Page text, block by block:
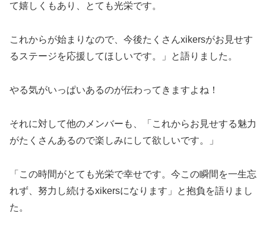
て嬉しくもあり、とても光栄です。
これからが始まりなので、今後たくさんxikersがお見せす
るステージを応援してほしいです。」と語りました。
やる気がいっぱいあるのが伝わってきますよね！
それに対して他のメンバーも、「これからお見せする魅力
がたくさんあるので楽しみにして欲しいです。」
「この時間がとても光栄で幸せです。今この瞬間を一生忘
れず、努力し続けるxikersになります」と抱負を語りまし
た。